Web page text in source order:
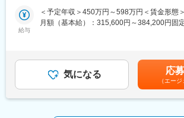
・その他の使用技術：Eclipse、VSCode
「2024年問題」と呼ばれる建設業界の時間
るツールで、現在導入・拡販に向け推し進
名が在籍しております。
開発を重点的に推進し、組み込みシステム
きます。ロボット分野では、産業用だけでな
ルディング、育成から上流開発まで幅広くお
ェクトマネージャー）。
■開発環境：
（大阪市内、京都市内、奈良市内）住所：大
奈良市内 受動喫煙対策：屋内全面禁煙変更
給与
＜予定年収＞450万円～598万円＜賃金形態
月額（基本給）：315,600円～384,200円固
詳細は、スキル・ご経験に応じて変動します
（4月、10月）■賞与：年2回（9月、3月）賃
の金額であり、選考を通じて上下する可能
額)は固定手当を含めた表記です。
気になる 応
（エー